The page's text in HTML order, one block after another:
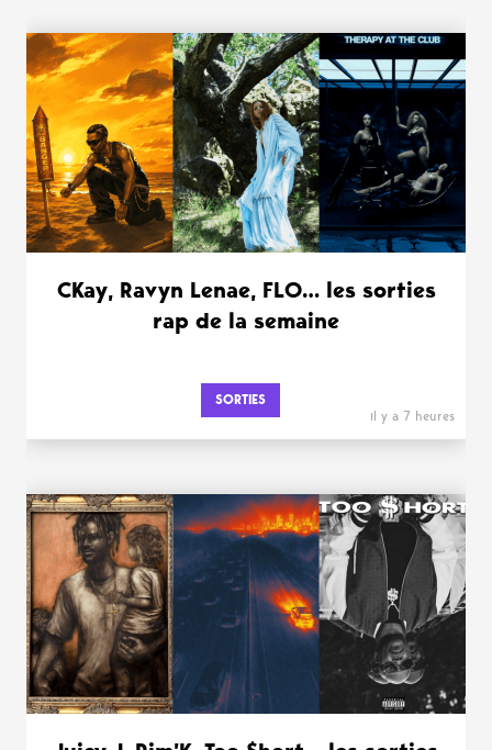
WANT MORE ?
CKay, Ravyn Lenae, FLO… les sorties
rap de la semaine
SORTIES
il y a 7 heures